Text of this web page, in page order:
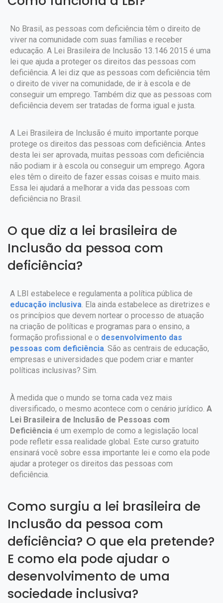
No Brasil, as pessoas com deficiência têm o direito de
viver na comunidade com suas famílias e receber
educação. A Lei Brasileira de Inclusão 13.146 2015 é uma
lei que ajuda a proteger os direitos das pessoas com
deficiência. A lei diz que as pessoas com deficiência têm
o direito de viver na comunidade, de ir à escola e de
conseguir um emprego. Também diz que as pessoas com
deficiência devem ser tratadas de forma igual e justa.
A Lei Brasileira de Inclusão é muito importante porque
protege os direitos das pessoas com deficiência. Antes
desta lei ser aprovada, muitas pessoas com deficiência
não podiam ir à escola ou conseguir um emprego. Agora
eles têm o direito de fazer essas coisas e muito mais.
Essa lei ajudará a melhorar a vida das pessoas com
deficiência no Brasil.
O que diz a lei brasileira de
Inclusão da pessoa com
deficiência?
A LBI estabelece e regulamenta a política pública de
educação inclusiva. Ela ainda estabelece as diretrizes e
os princípios que devem nortear o processo de atuação
na criação de políticas e programas para o ensino, a
formação profissional e o desenvolvimento das
pessoas com deficiência. São as centrais de educação,
empresas e universidades que podem criar e manter
políticas inclusivas? Sim.
À medida que o mundo se torna cada vez mais
diversificado, o mesmo acontece com o cenário jurídico. A
Lei Brasileira de Inclusão de Pessoas com
Deficiência é um exemplo de como a legislação local
pode refletir essa realidade global. Este curso gratuito
ensinará você sobre essa importante lei e como ela pode
ajudar a proteger os direitos das pessoas com
deficiência.
Como surgiu a lei brasileira de
Inclusão da pessoa com
deficiência? O que ela pretende?
E como ela pode ajudar o
desenvolvimento de uma
sociedade inclusiva?